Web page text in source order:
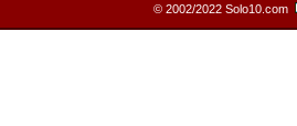
© 2002/2022 Solo10.com